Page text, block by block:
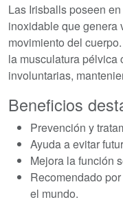
Las Irisballs poseen
inoxidable que genera
movimiento del
la musculatura pélvica
involuntarias,
Beneficios
Prevención y
Ayuda a evitar
Mejora la función
Recomendado
el mundo.